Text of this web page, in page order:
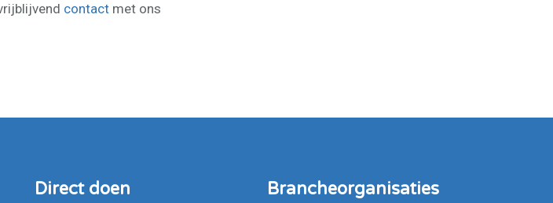
contact met ons
Direct doen Branche­organisaties